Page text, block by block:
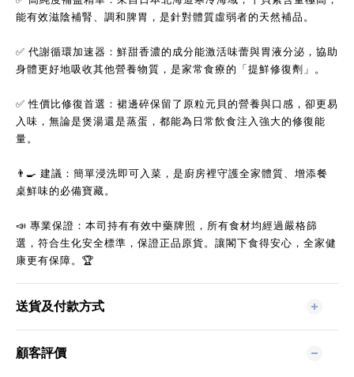
能有效滋陰補腎、調和脾胃，是針對體質虛弱者的天然補品。
✅ 代謝循環加速器：鮮甜香濃的成分能激活味蕾與胃液分泌，協助
身體更好地吸收其他營養物質，是家常食療的「提鮮修復劑」。
✅ 性價比修復首選：裙邊碎保留了原粒元貝的營養與口感，卻更易
入味，無論是煲湯還是蒸蛋，都能為日常飲食注入強大的修復能
量。
👨‍🍳 建議：簡單浸洗即可入菜，是廚房裡守護全家體質、增添餐
桌鮮味的必備寶藏。
📣 專業保證：本司持有有效中藥牌照，所有食材均經過嚴格篩
選，符合生化安全標準，保證正品原貨。讓閣下食得安心，全家健
康更有保障。 🏆
送貨及付款方式
顧客評價